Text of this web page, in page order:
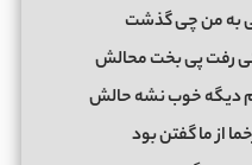
به من چی گذشت
رفت پی بخت محالش
دیگه خوب نشه حالش
از ما گفتن بود